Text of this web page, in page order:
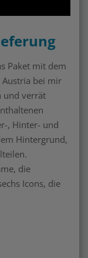
Paket mit dem
Austria bei mir
und verrät
, Hinter- und
Hintergrund,
die
Icons, die